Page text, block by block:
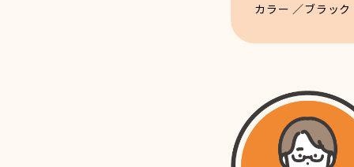
カラー ／ブラック